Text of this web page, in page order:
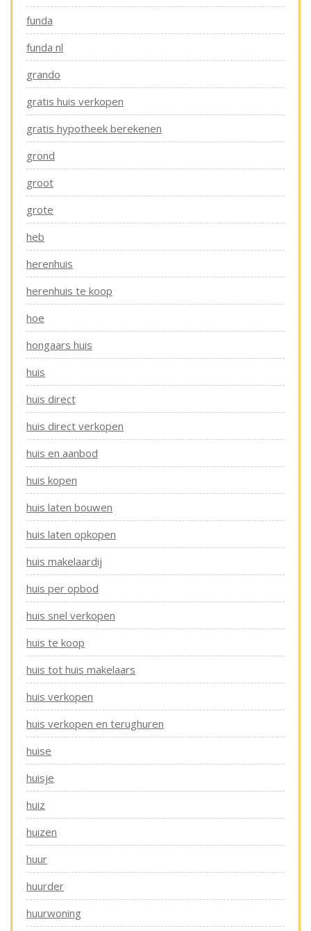
funda
funda nl
grando
gratis huis verkopen
gratis hypotheek berekenen
grond
groot
grote
heb
herenhuis
herenhuis te koop
hoe
hongaars huis
huis
huis direct
huis direct verkopen
huis en aanbod
huis kopen
huis laten bouwen
huis laten opkopen
huis makelaardij
huis per opbod
huis snel verkopen
huis te koop
huis tot huis makelaars
huis verkopen
huis verkopen en terughuren
huise
huisje
huiz
huizen
huur
huurder
huurwoning